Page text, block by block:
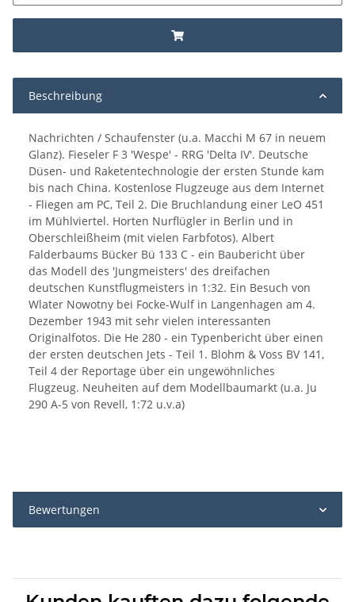
Beschreibung
Nachrichten / Schaufenster (u.a. Macchi M 67 in neuem
Glanz). Fieseler F 3 'Wespe' - RRG 'Delta IV'. Deutsche
Düsen- und Raketentechnologie der ersten Stunde kam
bis nach China. Kostenlose Flugzeuge aus dem Internet
- Fliegen am PC, Teil 2. Die Bruchlandung einer LeO 451
im Mühlviertel. Horten Nurflügler in Berlin und in
Oberschleißheim (mit vielen Farbfotos). Albert
Falderbaums Bücker Bü 133 C - ein Baubericht über
das Modell des 'Jungmeisters' des dreifachen
deutschen Kunstflugmeisters in 1:32. Ein Besuch von
Wlater Nowotny bei Focke-Wulf in Langenhagen am 4.
Dezember 1943 mit sehr vielen interessanten
Originalfotos. Die He 280 - ein Typenbericht über einen
der ersten deutschen Jets - Teil 1. Blohm & Voss BV 141,
Teil 4 der Reportage über ein ungewöhnliches
Flugzeug. Neuheiten auf dem Modellbaumarkt (u.a. Ju
290 A-5 von Revell, 1:72 u.v.a)
Bewertungen